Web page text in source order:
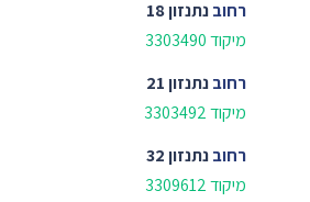
רחובנתנזון 18
מיקוד 3303490
רחובנתנזון 21
מיקוד 3303492
רחובנתנזון 32
מיקוד 3309612